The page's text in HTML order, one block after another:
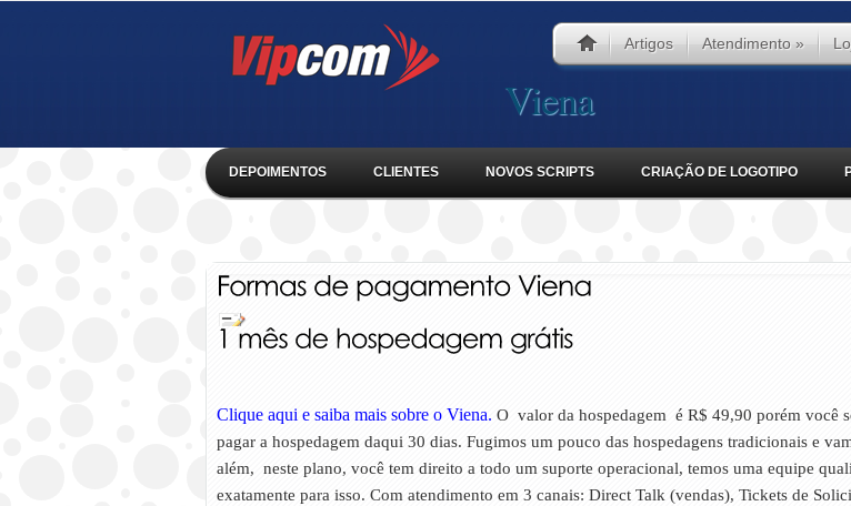
Artigos Atendimento »
Viena
DEPOIMENTOS CLIENTES NOVOS SCRIPTS CRIAÇÃO DE LOGOTIPO
Clique aqui e saiba mais sobre o Viena. O valor da hospedagem é R$ 49,90 porém você
pagar a hospedagem daqui 30 dias. Fugimos um pouco das hospedagens tradicionais e
além, neste plano, você tem direito a todo um suporte operacional, temos uma equipe
exatamente para isso. Com atendimento em 3 canais: Direct Talk (vendas), Tickets de